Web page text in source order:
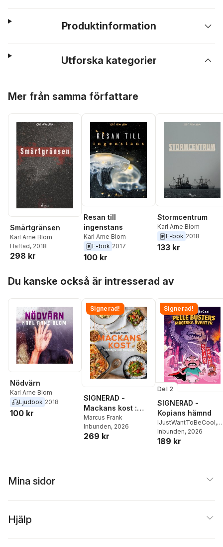
Produktinformation
Utforska kategorier
Mer från samma författare
Smärtgränsen
Karl Arne Blom
Häftad, 2018
298 kr
Resan till
ingenstans
Karl Arne Blom
E-bok 2017
100 kr
Stormcentrum
Karl Arne Blom
E-bok 2018
133 kr
Du kanske också är intresserad av
Nödvärn
Karl Arne Blom
Ljudbok 2018
100 kr
Signerad!
SIGNERAD -
Mackans kost :
Middagar och
matlådor
Marcus Frank
Inbunden, 2026
269 kr
Signerad!
Del 2
SIGNERAD -
Kopians hämnd
IJustWantToBeCool,
Joel Adolphson
Ejdemo Beer
Inbunden, 2026
189 kr
Mina sidor
Hjälp